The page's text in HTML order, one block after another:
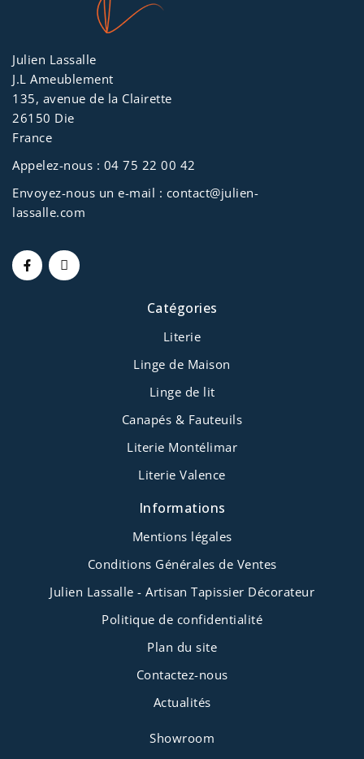
Julien Lassalle
J.L Ameublement
135, avenue de la Clairette
26150 Die
France
Appelez-nous : 04 75 22 00 42
Envoyez-nous un e-mail : contact@julien-
lassalle.com
Catégories
Literie
Linge de Maison
Linge de lit
Canapés & Fauteuils
Literie Montélimar
Literie Valence
Informations
Mentions légales
Conditions Générales de Ventes
Julien Lassalle - Artisan Tapissier Décorateur
Politique de confidentialité
Plan du site
Contactez-nous
Actualités
Showroom